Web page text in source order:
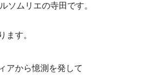
ソムリエの寺田です。
ます。
アから憶測を発して